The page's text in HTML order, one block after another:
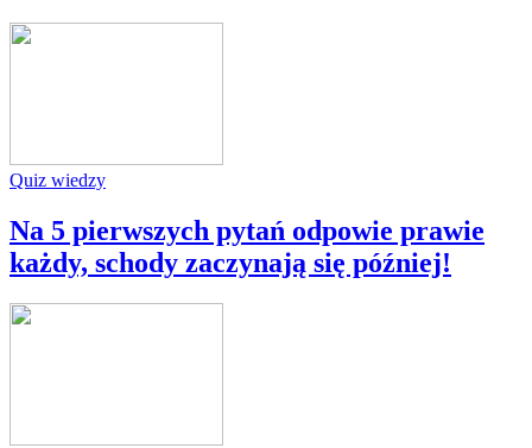
Quiz wiedzy
Na 5 pierwszych pytań odpowie prawie
każdy, schody zaczynają się później!